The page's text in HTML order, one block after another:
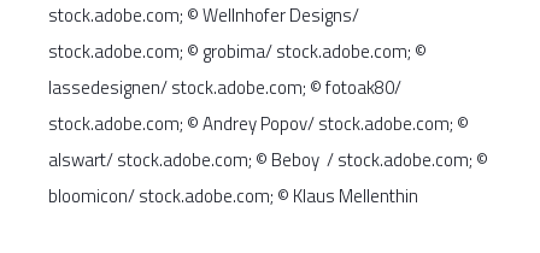
stock.adobe.com; © Wellnhofer Designs/
stock.adobe.com; © grobima/ stock.adobe.com; ©
lassedesignen/ stock.adobe.com; © fotoak80/
stock.adobe.com; © Andrey Popov/ stock.adobe.com; ©
alswart/ stock.adobe.com; © Beboy / stock.adobe.com; ©
bloomicon/ stock.adobe.com; © Klaus Mellenthin